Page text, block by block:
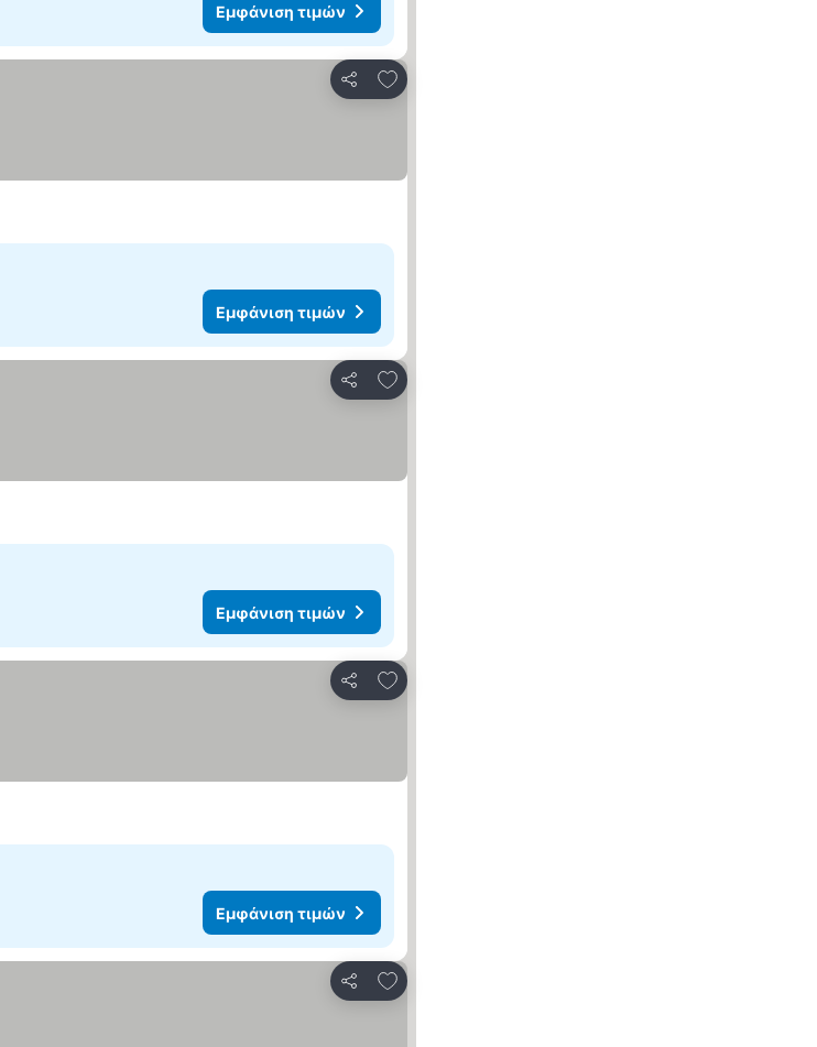
Εμφάνιση τιμών
Κοινοποίηση
Προσθήκη στα αγαπημένα
Εμφάνιση τιμών
Κοινοποίηση
Προσθήκη στα αγαπημένα
Εμφάνιση τιμών
Κοινοποίηση
Προσθήκη στα αγαπημένα
Εμφάνιση τιμών
Κοινοποίηση
Προσθήκη στα αγαπημένα